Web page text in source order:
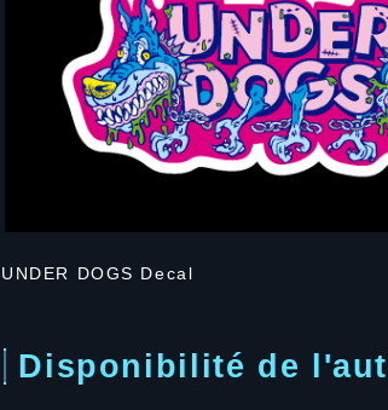
UNDER DOGS Decal
Disponibilité de